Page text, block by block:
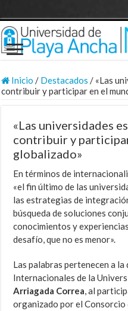
Inicio / Destacados / «Las
contribuir y participar en el
«Las universidades
contribuir y
globalizado»
En términos de
«el fin último de las
las estrategias de
búsqueda de soluciones
conocimientos y
desafío, que no es menor».
Las palabras pertenecen a
Internacionales de la
Arriagada Correa, al
organizado por el Consorcio